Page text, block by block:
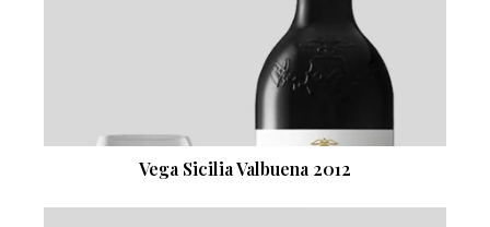
Vega Sicilia Valbuena 2012